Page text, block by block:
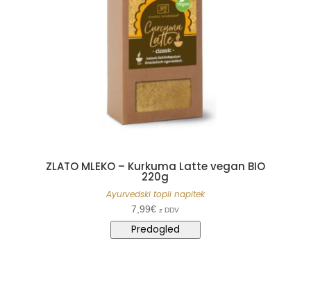
ZLATO MLEKO – Kurkuma Latte vegan BIO
220g
Ayurvedski topli napitek
7,99€ z DDV
Predogled